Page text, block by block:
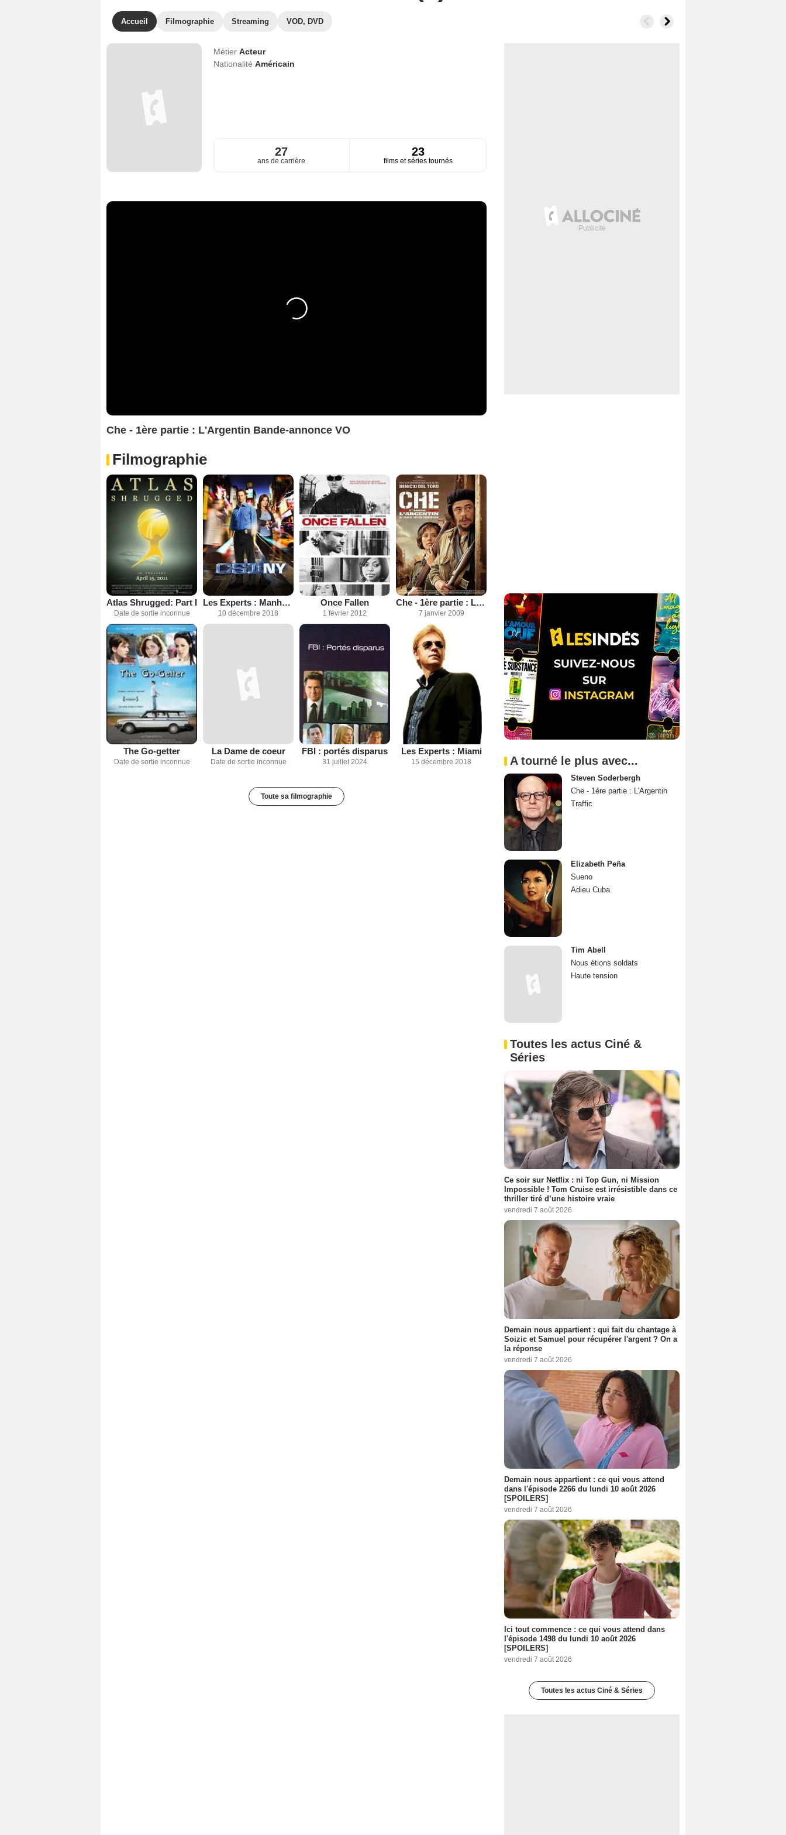
Accueil Filmographie Streaming VOD, DVD
Métier Acteur
Nationalité Américain
27
ans de carrière
23
films et séries tournés
Che - 1ère partie : L'Argentin Bande-annonce VO
Filmographie
Atlas Shrugged: Part I
Date de sortie inconnue
Les Experts : Manhattan
10 décembre 2018
Once Fallen
1 février 2012
Che - 1ère partie : L'Argentin
7 janvier 2009
The Go-getter
Date de sortie inconnue
La Dame de coeur
Date de sortie inconnue
FBI : portés disparus
31 juillet 2024
Les Experts : Miami
15 décembre 2018
Toute sa filmographie
A tourné le plus avec...
Steven Soderbergh
Che - 1ère partie : L'Argentin
Traffic
Elizabeth Peña
Sueno
Adieu Cuba
Tim Abell
Nous étions soldats
Haute tension
Toutes les actus Ciné &
Séries
Ce soir sur Netflix : ni Top Gun, ni Mission
Impossible ! Tom Cruise est irrésistible dans ce
thriller tiré d’une histoire vraie
vendredi 7 août 2026
Demain nous appartient : qui fait du chantage à
Soizic et Samuel pour récupérer l'argent ? On a
la réponse
vendredi 7 août 2026
Demain nous appartient : ce qui vous attend
dans l'épisode 2266 du lundi 10 août 2026
[SPOILERS]
vendredi 7 août 2026
Ici tout commence : ce qui vous attend dans
l'épisode 1498 du lundi 10 août 2026
[SPOILERS]
vendredi 7 août 2026
Toutes les actus Ciné & Séries